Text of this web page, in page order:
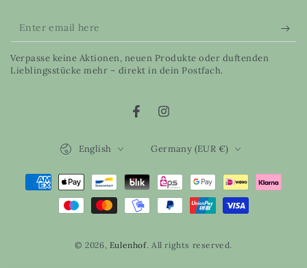
Enter
email
here
Verpasse keine Aktionen, neuen Produkte oder duftenden
Lieblingsstücke mehr – direkt in dein Postfach.
FacebookInstagram
© 2026, Eulenhof. All rights reserved.
English Germany (EUR €)
Payment
methods